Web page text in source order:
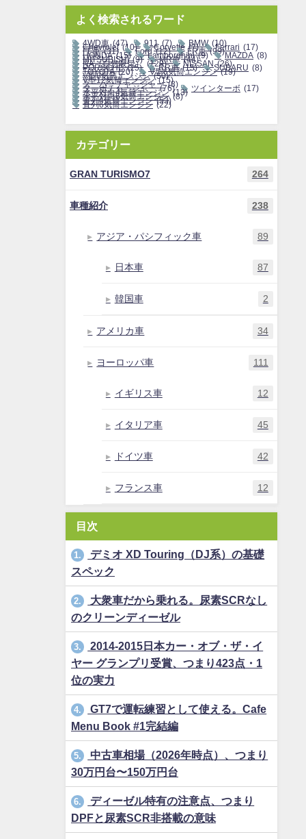
よく検索されるワード
4WD車 (47) 911 (7) BMW (10)
Chevrolet (10) Corvette (7) Ferrari (17)
FF車 (31) Ford (12) FR車 (99)
HONDA (15) Lamborghini (9) MAZDA (8)
MITSUBISHI (9) MR車 (44)
NA（自然吸気） (129) NISSAN (26)
PORSCHE (15) RR車 (15) SUBARU (8)
TOYOTA (20) V型6気筒エンジン (19)
V型8気筒エンジン (50)
V型12気筒エンジン (15)
スーパーチャージャー (8)
ターボチャージャー (76) ツインターボ (17)
水平対向4気筒エンジン (13)
水平対向6気筒エンジン (8)
直列4気筒エンジン (53)
直列6気筒エンジン (22)
カテゴリー
GRAN TURISMO7 264
車種紹介 238
アジア・パシフィック車 89
日本車 87
韓国車 2
アメリカ車 34
ヨーロッパ車 111
イギリス車 12
イタリア車 45
ドイツ車 42
フランス車 12
目次
1.
デミオ XD Touring（DJ系）の基礎
スペック
2.
大衆車だから乗れる。尿素SCRなし
のクリーンディーゼル
3.
2014-2015日本カー・オブ・ザ・イ
ヤー グランプリ受賞、つまり423点・1
位の実力
4.
GT7で運転練習として使える。Cafe
Menu Book #1完結編
5.
中古車相場（2026年時点）、つまり
30万円台〜150万円台
6.
ディーゼル特有の注意点、つまり
DPFと尿素SCR非搭載の意味